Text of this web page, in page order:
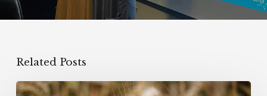
Related Posts
Mycotoxines